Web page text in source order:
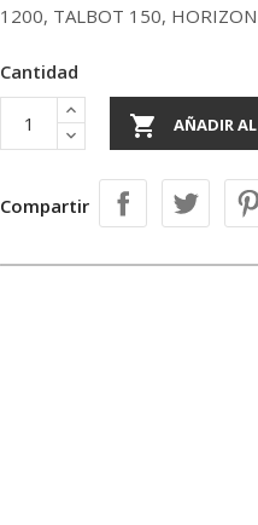
1200, TALBOT 150, HORIZON
Cantidad
 AÑADIR
Compartir